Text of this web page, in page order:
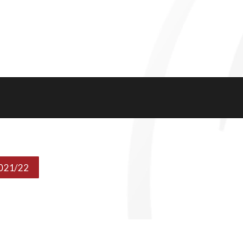
22